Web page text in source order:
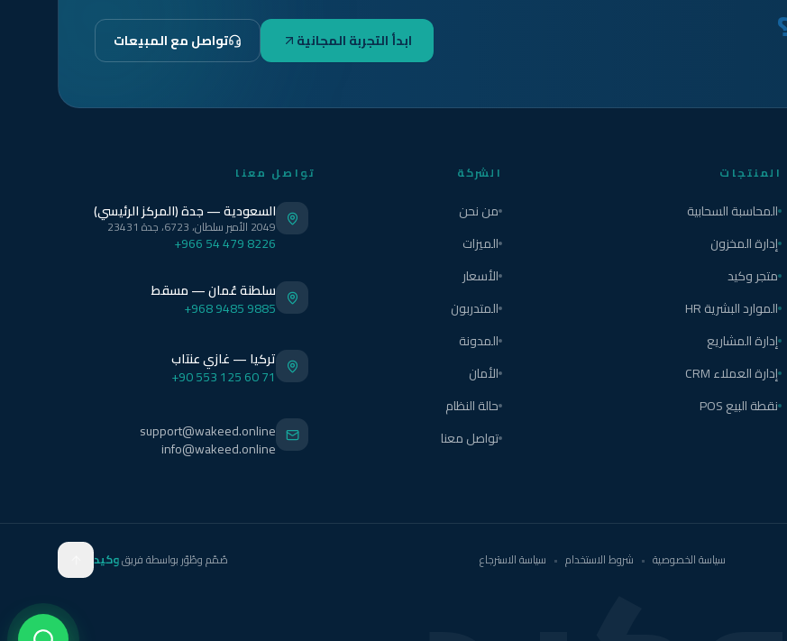
ابدأ التجربة المجانية تواصل مع المبيعات
المنتجات
المحاسبة السحابية
إدارة المخزون
متجر وكيد
الموارد البشرية HR
إدارة المشاريع
إدارة العملاء CRM
نقطة البيع POS
الشركة
من نحن
الميزات
الأسعار
المتدربون
المدونة
الأمان
حالة النظام
تواصل معنا
تواصل معنا
السعودية — جدة (المركز الرئيسي)
2049 الأمير سلطان، 6723، جدة 23431
+966 54 479 8226
سلطنة عُمان — مسقط
+968 9485 9885
تركيا — غازي عنتاب
+90 553 125 60 71
support@wakeed.online
info@wakeed.online
سياسة الخصوصية • شروط الاستخدام • سياسة الاسترجاع صُمّم وطُوّر بواسطة فريقوكيد